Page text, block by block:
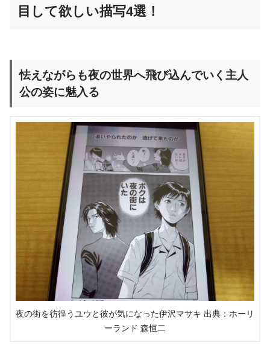
目して欲しい描写4選！
怯えながらも夜の世界へ飛び込んでいく主人
公の姿に魅入る
夜の街を彷徨うユウと彼が気になった伊沢マサキ 出典：ホーリ
ーランド 森恒二